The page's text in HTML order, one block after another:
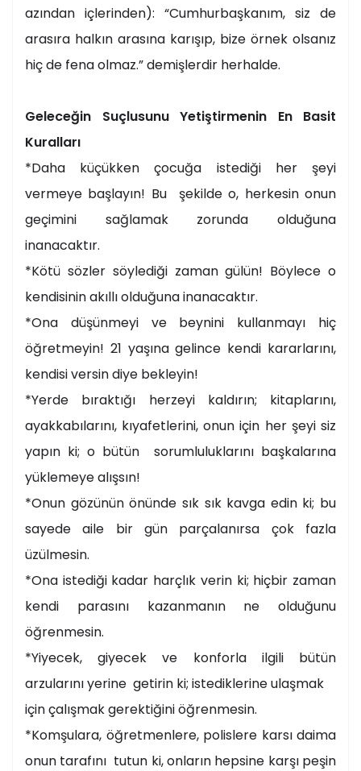
azından içlerinden): “Cumhurbaşkanım, siz de
arasıra halkın arasına karışıp, bize örnek olsanız
hiç de fena olmaz.” demişlerdir herhalde.
Geleceğin Suçlusunu Yetiştirmenin En Basit
Kuralları
*Daha küçükken çocuğa istediği her şeyi
vermeye başlayın! Bu şekilde o, herkesin onun
geçimini sağlamak zorunda olduğuna
inanacaktır.
*Kötü sözler söylediği zaman gülün! Böylece o
kendisinin akıllı olduğuna inanacaktır.
*Ona düşünmeyi ve beynini kullanmayı hiç
öğretmeyin! 21 yaşına gelince kendi kararlarını,
kendisi versin diye bekleyin!
*Yerde bıraktığı herzeyi kaldırın; kitaplarını,
ayakkabılarını, kıyafetlerini, onun için her şeyi siz
yapın ki; o bütün sorumluluklarını başkalarına
yüklemeye alışsın!
*Onun gözünün önünde sık sık kavga edin ki; bu
sayede aile bir gün parçalanırsa çok fazla
üzülmesin.
*Ona istediği kadar harçlık verin ki; hiçbir zaman
kendi parasını kazanmanın ne olduğunu
öğrenmesin.
*Yiyecek, giyecek ve konforla ilgili bütün
arzularını yerine getirin ki; istediklerine ulaşmak
için çalışmak gerektiğini öğrenmesin.
*Komşulara, öğretmenlere, polislere karsı daima
onun tarafını tutun ki, onların hepsine karşı peşin